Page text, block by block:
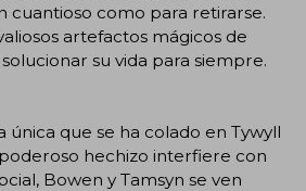
cuantioso como para retirarse.
artefactos mágicos de
su vida para siempre.​
única que se ha colado en Tywyll
hechizo interfiere con
Bowen y Tamsyn se ven